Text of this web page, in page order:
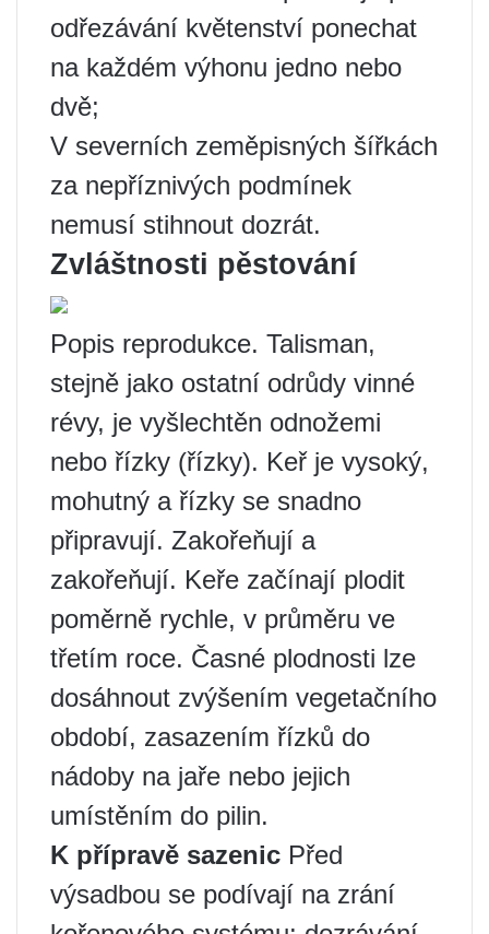
odřezávání květenství ponechat
na každém výhonu jedno nebo
dvě;
V severních zeměpisných šířkách
za nepříznivých podmínek
nemusí stihnout dozrát.
Zvláštnosti pěstování
Popis reprodukce. Talisman,
stejně jako ostatní odrůdy vinné
révy, je vyšlechtěn odnožemi
nebo řízky (řízky). Keř je vysoký,
mohutný a řízky se snadno
připravují. Zakořeňují a
zakořeňují. Keře začínají plodit
poměrně rychle, v průměru ve
třetím roce. Časné plodnosti lze
dosáhnout zvýšením vegetačního
období, zasazením řízků do
nádoby na jaře nebo jejich
umístěním do pilin.
K přípravě sazenic Před
výsadbou se podívají na zrání